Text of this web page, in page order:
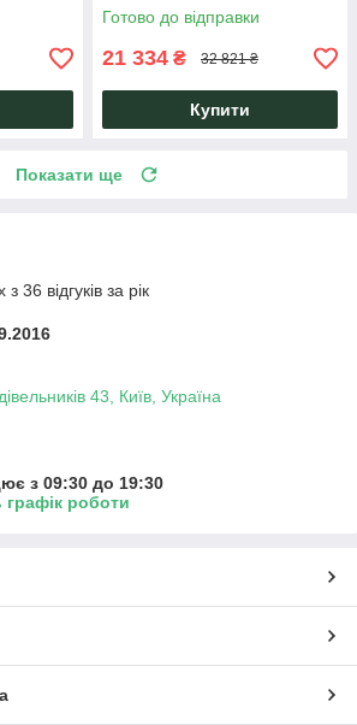
Готово до відправки
21 334 ₴ 32 821 ₴
Купити
Показати ще
36 відгуків за рік
43, Київ, Україна
з 09:30 до 19:30
графік роботи